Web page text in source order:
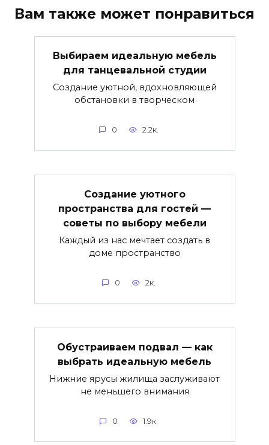
Вам также может понравиться
Выбираем идеальную мебель
для танцевальной студии
Создание уютной, вдохновляющей
обстановки в творческом
0 2.2к.
Создание уютного
пространства для гостей —
советы по выбору мебели
Каждый из нас мечтает создать в
доме пространство
0 2к.
Обустраиваем подвал — как
выбрать идеальную мебель
Нижние ярусы жилища заслуживают
не меньшего внимания
0 1.9к.